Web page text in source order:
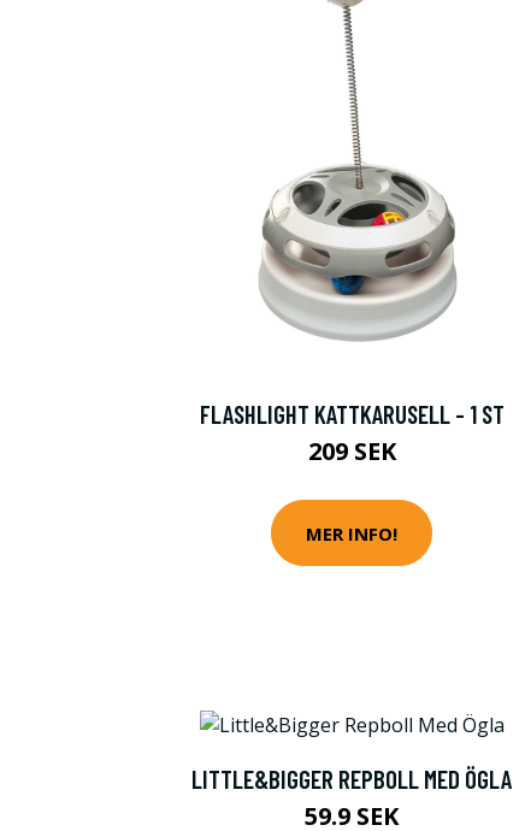
FLASHLIGHT KATTKARUSELL - 1 ST
209 SEK
MER INFO!
LITTLE&BIGGER REPBOLL MED ÖGLA
59.9 SEK